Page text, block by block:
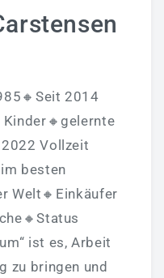
2014
Vollzeit
besten
Welt🔸Einkäufer
ist es, Arbeit
zu bringen und